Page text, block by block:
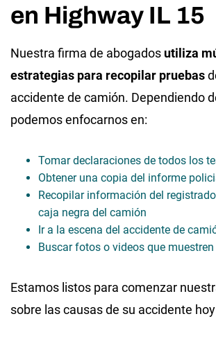
en Highway IL 15
Nuestra firma de abogados utiliza
estrategias para recopilar pruebas
accidente de camión. Dependiendo
podemos enfocarnos en:
Tomar declaraciones de todos los
Obtener una copia del informe
Recopilar información del
caja negra del camión
Ir a la escena del accidente de
Buscar fotos o videos que
Estamos listos para comenzar
sobre las causas de su accidente